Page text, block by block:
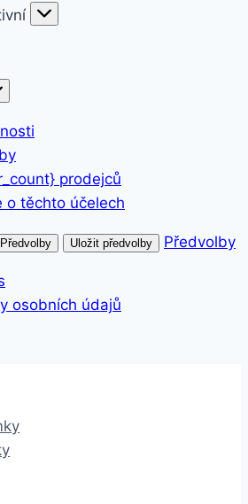
prodejců
o těchto účelech
Předvolby Uložit předvolby Předvolby
osobních údajů